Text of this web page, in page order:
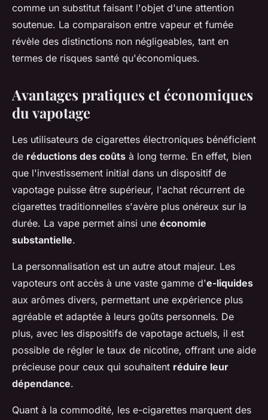
cigarette traditionnelle
lucinde •18 février 2024•2 min de lecture
comme un substitut faisant l'objet d'une attention
soutenue. La comparaison entre vapeur et fumée
révèle des distinctions non négligeables, tant en
termes de risques santé qu'économiques.
Avantages pratiques et économiques
du vapotage
Les utilisateurs de cigarettes électroniques bénéficient
de réductions des coûts à long terme. En effet, bien
que l'investissement initial dans un dispositif de
vapotage puisse être supérieur, l'achat récurrent de
cigarettes traditionnelles s'avère plus onéreux sur la
durée. La vape permet ainsi une économie
substantielle.
La personnalisation est un autre atout majeur. Les
vapoteurs ont accès à une vaste gamme d'e-liquides
aux arômes divers, permettant une expérience plus
agréable et adaptée à leurs goûts personnels. De
plus, avec les dispositifs de vapotage actuels, il est
possible de régler le taux de nicotine, offrant une aide
précieuse pour ceux qui souhaitent réduire leur
dépendance.
Quant à la commodité, les e-cigarettes marquent des